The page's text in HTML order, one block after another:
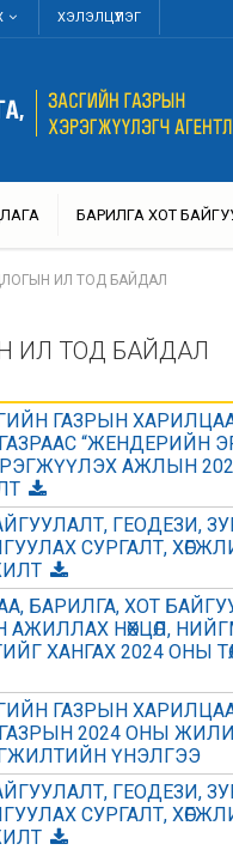
ХЭЛЭЛЦҮҮЛЭГ
БАРИЛГА ХОТ
ИЛ ТОД БАЙДАЛ
ИЛ ТОД БАЙДАЛ
ГАЗРЫН
“ЖЕНДЕРИЙН
АЖЛЫН 2024
ГЕОДЕЗИ,
СУРГАЛТ,
БАРИЛГА, ХОТ
НӨХЦӨЛ,
ХАНГАХ 2024 ОНЫ
ГАЗРЫН
2024 ОНЫ
ҮНЭЛГЭЭ
ГЕОДЕЗИ,
СУРГАЛТ,